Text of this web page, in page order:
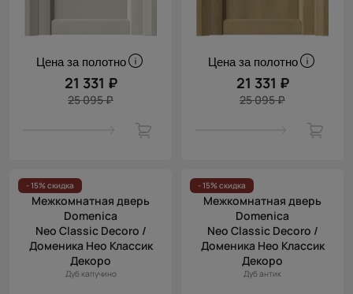
Цена за полотно
21 331 ₽
25 095 ₽
Цена за полотно
21 331 ₽
25 095 ₽
- 15% скидка
Межкомнатная дверь
Domenica
Neo Classic Decoro /
Доменика Нео Классик
Декоро
Дуб капучино
- 15% скидка
Межкомнатная дверь
Domenica
Neo Classic Decoro /
Доменика Нео Классик
Декоро
Дуб антик